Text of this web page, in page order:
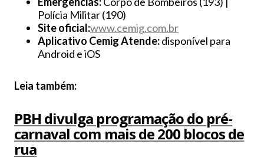
Polícia Militar (190)
Site oficial:www.cemig.com.br
Aplicativo Cemig Atende:disponível para
Android e iOS
Leia também:
PBH divulga programação do pré-
carnaval com mais de 200 blocos de
rua